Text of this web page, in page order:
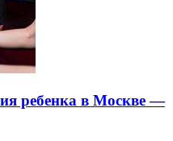
ребенка в Москве —